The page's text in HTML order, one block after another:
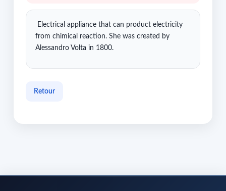
Electrical appliance that can product electricity
from chimical reaction. She was created by
Alessandro Volta in 1800.
Retour